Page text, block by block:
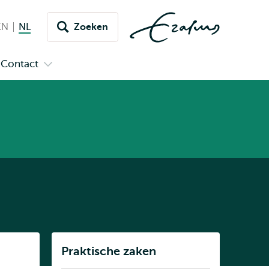
English
NLNederlands huidige taal
Zoeken
Contact
Subnavigatie
Praktische zaken